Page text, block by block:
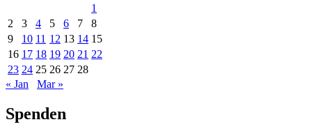
1
2
3 4 5 6 7
8
9
10 11 12 13 14 15
16 17 18 19 20 21 22
23 24 25 26 27 28
« Jan
Mar »
Spenden